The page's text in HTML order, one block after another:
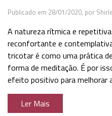
Publicado em 28/01/2020, por
A natureza rítmica e
reconfortante e
tricotar é como uma prática
forma de meditação. É por
efeito positivo para melhorar
Ler Mais